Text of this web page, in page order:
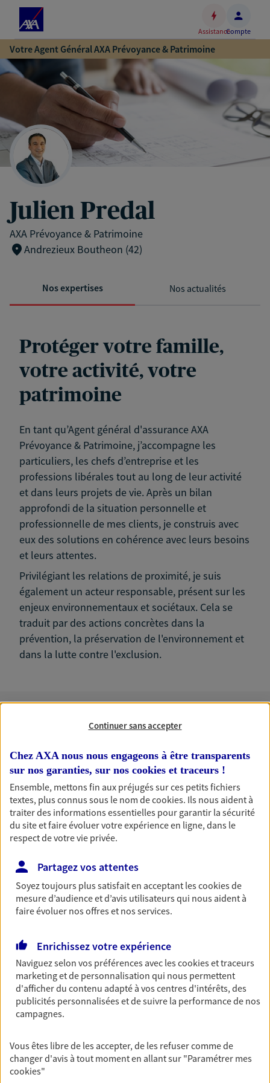
Accéder
au
contenu
principal
Accéder
pied
de
page
AssistanceCompte
Votre Agent Général AXA Prévoyance & Patrimoine
Julien Predal
AXA Prévoyance & Patrimoine
Andrezieux Boutheon (42)
Nos expertises Nos actualités
Protéger votre famille,
votre activité, votre
patrimoine
En tant qu’Agent général d'assurance AXA
Prévoyance & Patrimoine, j’accompagne les
particuliers, les chefs d’entreprise et les
professions libérales tout au long de leur activité
et dans leurs projets de vie. Après un bilan
approfondi de la situation personnelle et
professionnelle de mes clients, je construis avec
eux des solutions en cohérence avec leurs besoins
et leurs attentes.
Privilégiant les relations de proximité, je suis
également un acteur responsable, présent sur les
enjeux environnementaux et sociétaux. Cela se
traduit par des actions concrètes dans la
prévention, la préservation de l'environnement et
dans la lutte contre l'exclusion.
Nos expertises
Anticiper et préparer votre
retraite
Il n'est jamais ni trop tôt, ni trop tard pour préparer
votre retraite. Nous vous aidons à trouver les solutions
pleinement de cette nouvelle étape : PER, assurance
Accompagner les
entreprises
Comme vous, nous sommes des indépendants. Nous
bâtissons ensemble des solutions cohérentes pour
protéger votre activité, vos collaborateurs... mais aussi
vous-même et votre famille.
Accompagner vos projets de
vie
Continuer sans accepter
Chez AXA nous nous engageons à être transparents
sur nos garanties, sur nos cookies et traceurs !
Ensemble, mettons fin aux préjugés sur ces petits fichiers
textes, plus connus sous le nom decookies. Ils nous aident à
traiter des informations essentielles pour garantir la sécurité
du site et faire évoluer votre expérience en ligne, dans le
respect de votre vie privée.
Partagez vos attentes
Soyez toujours plus satisfait en acceptant lescookiesde
mesure d’audience et d’avis utilisateurs qui nous aident à
faire évoluer nos offres et nos services.
Enrichissez votre expérience
Naviguez selon vos préférences avec lescookies et traceurs
marketing et de personnalisation qui nous permettent
d'afficher du contenu adapté à vos centres d'intérêts, des
publicités personnalisées et de suivre la performance de nos
campagnes.
Vous êtes libre de les accepter, de les refuser comme de
changer d'avis à tout moment en allant sur "Paramétrer mes
cookies"